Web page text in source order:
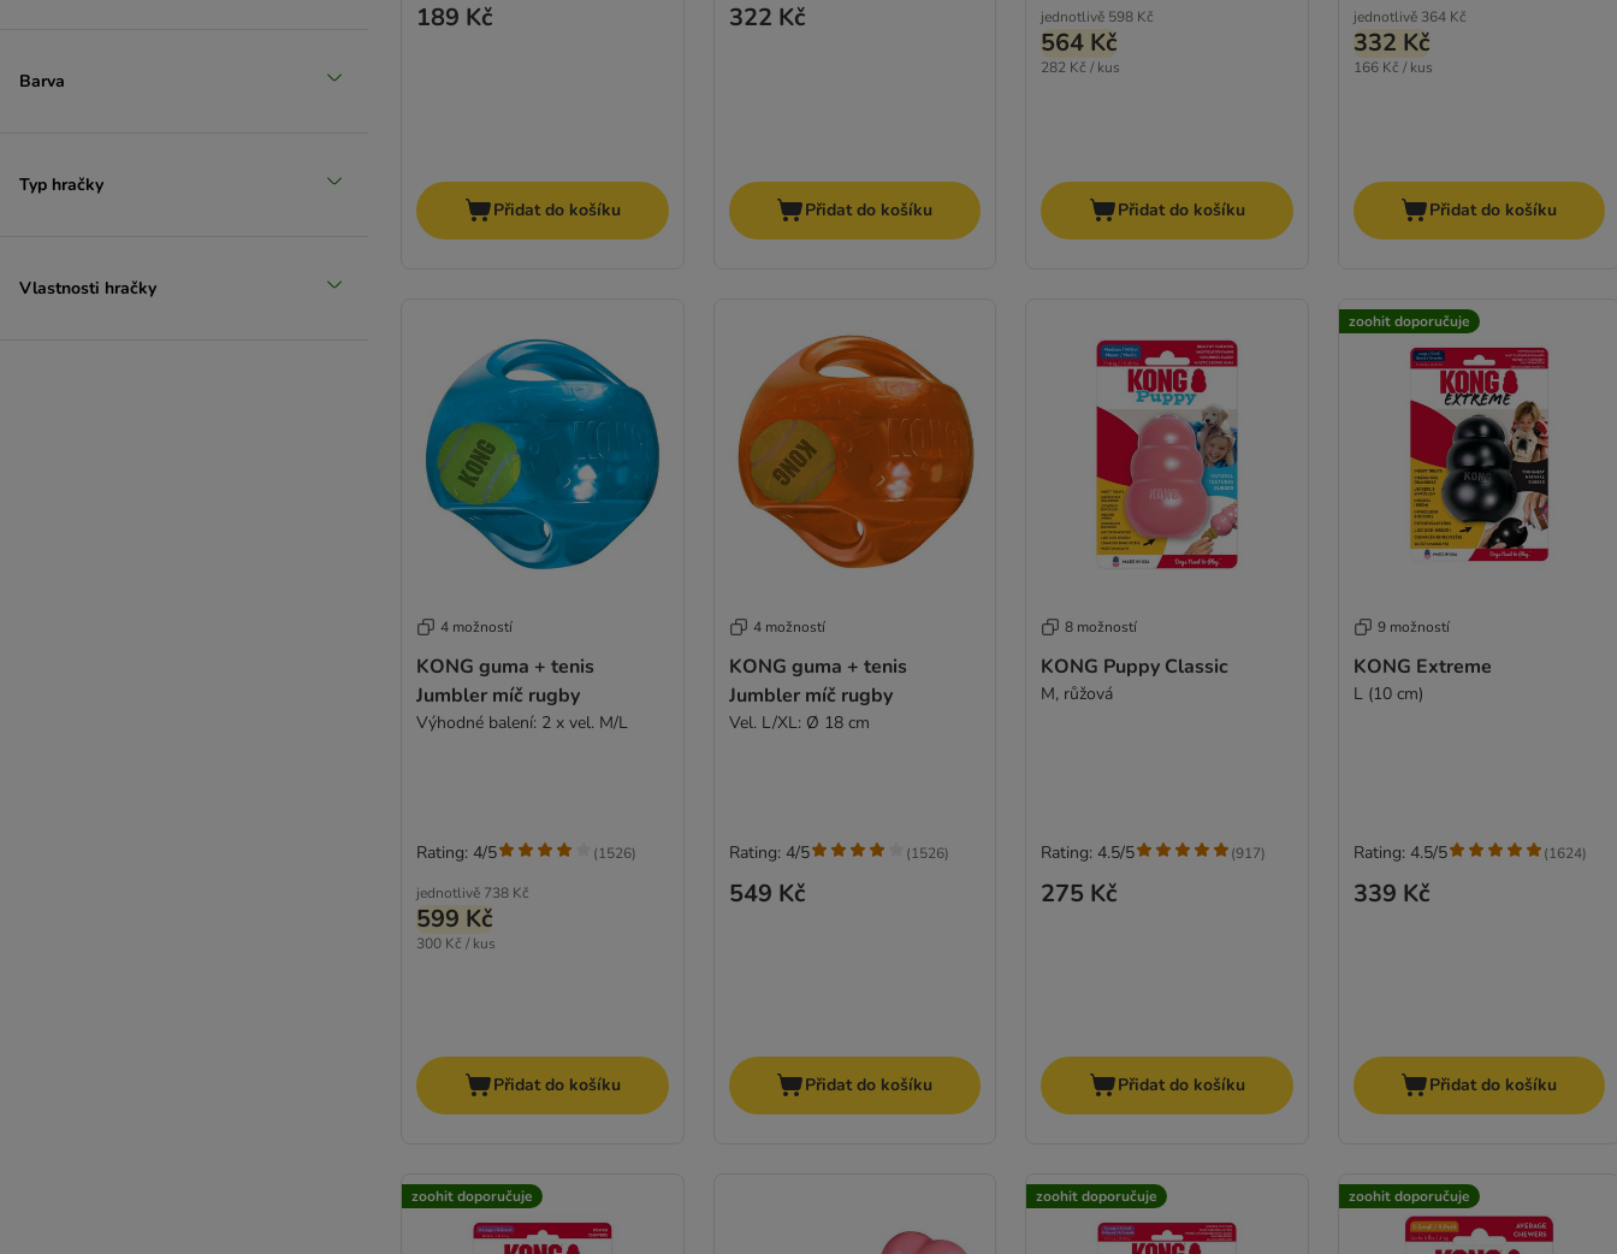
Barva
Typ hračky
Vlastnosti hračky
189 Kč
Přidat do košíku
322 Kč
Přidat do košíku
jednotlivě 598 Kč
564 Kč
282 Kč / kus
Přidat do košíku
jednotlivě 364 Kč
332 Kč
166 Kč / kus
Přidat do košíku
4 možností
KONG guma + tenis
Jumbler míč rugby
Výhodné balení: 2 x vel. M/L
jednotlivě 738 Kč
599 Kč
300 Kč / kus
Rating: 4/5 (1526)
Přidat do košíku
4 možností
KONG guma + tenis
Jumbler míč rugby
Vel. L/XL: Ø 18 cm
549 Kč
Rating: 4/5 (1526)
Přidat do košíku
8 možností
KONG Puppy Classic
M, růžová
275 Kč
Rating: 4.5/5 (917)
Přidat do košíku
zoohit doporučuje
9 možností
KONG Extreme
L (10 cm)
339 Kč
Rating: 4.5/5 (1624)
Přidat do košíku
zoohit doporučuje zoohit doporučuje zoohit doporučuje